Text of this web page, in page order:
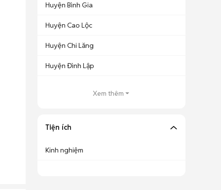
Huyện Bình Gia
Huyện Cao Lộc
Huyện Chi Lăng
Huyện Đình Lập
Xem thêm
Tiện ích
Kinh nghiệm